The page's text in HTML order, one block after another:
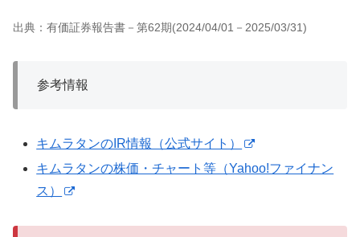
出典：有価証券報告書－第62期(2024/04/01－2025/03/31)
参考情報
キムラタンのIR情報（公式サイト）
キムラタンの株価・チャート等（Yahoo!ファイナン
ス）